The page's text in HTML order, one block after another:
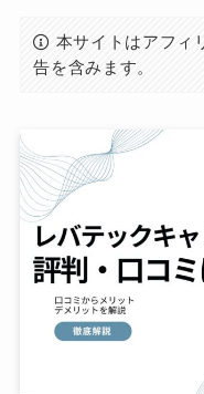
本サイトはアフィ
告を含みます。